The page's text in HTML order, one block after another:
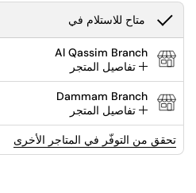
متاح للاستلام في
Al Qassim Branch
تفاصيل المتجر
Dammam Branch
تفاصيل المتجر
تحقق من التوفّر في المتاجر الأخرى